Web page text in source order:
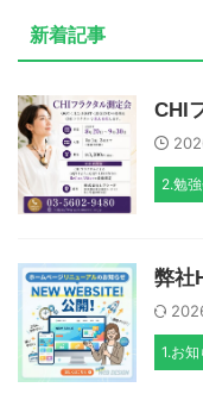
新着記事
CHI
2.勉
弊社
1.お